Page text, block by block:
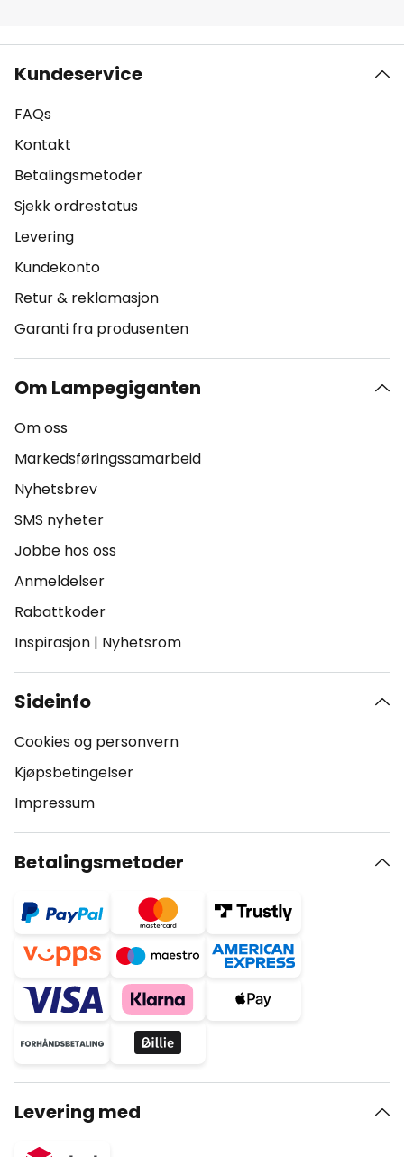
Kundeservice
FAQs
Kontakt
Betalingsmetoder
Sjekk ordrestatus
Levering
Kundekonto
Retur & reklamasjon
Garanti fra produsenten
Om Lampegiganten
Om oss
Markedsføringssamarbeid
Nyhetsbrev
SMS nyheter
Jobbe hos oss
Anmeldelser
Rabattkoder
Inspirasjon | Nyhetsrom
Sideinfo
Cookies og personvern
Kjøpsbetingelser
Impressum
Betalingsmetoder
Levering med